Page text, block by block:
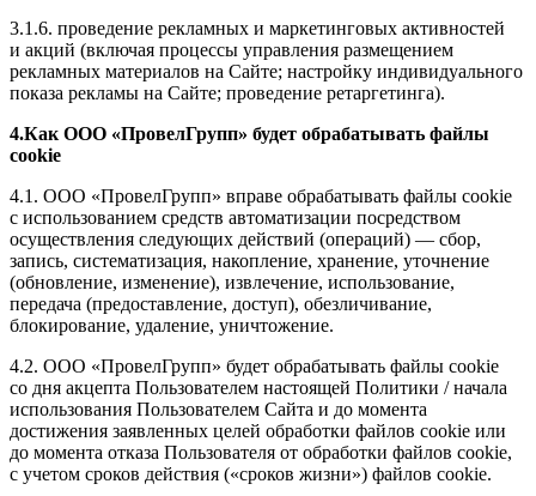
3.1.6. проведение рекламных и маркетинговых активностей
и акций (включая процессы управления размещением
рекламных материалов на Сайте; настройку индивидуального
показа рекламы на Сайте; проведение ретаргетинга).
4.Как ООО «ПровелГрупп» будет обрабатывать файлы
cookie
4.1. ООО «ПровелГрупп» вправе обрабатывать файлы cookie
с использованием средств автоматизации посредством
осуществления следующих действий (операций) — сбор,
запись, систематизация, накопление, хранение, уточнение
(обновление, изменение), извлечение, использование,
передача (предоставление, доступ), обезличивание,
блокирование, удаление, уничтожение.
4.2. ООО «ПровелГрупп» будет обрабатывать файлы cookie
со дня акцепта Пользователем настоящей Политики / начала
использования Пользователем Сайта и до момента
достижения заявленных целей обработки файлов cookie или
до момента отказа Пользователя от обработки файлов cookie,
с учетом сроков действия («сроков жизни») файлов cookie.